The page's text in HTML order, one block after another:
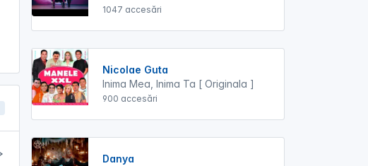
1047 accesări
Nicolae Guta
Inima Mea, Inima Ta [ Originala ]
900 accesări
Danya